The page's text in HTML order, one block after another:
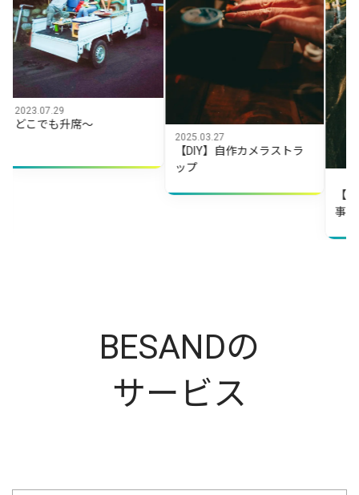
も升席～
2025.03.27
【DIY】自作カメラストラ
ップ
【DIY】実家
BESANDの
サービス